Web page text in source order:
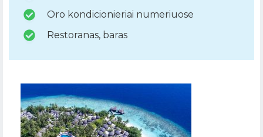
Oro kondicionieriai numeriuose
Restoranas, baras